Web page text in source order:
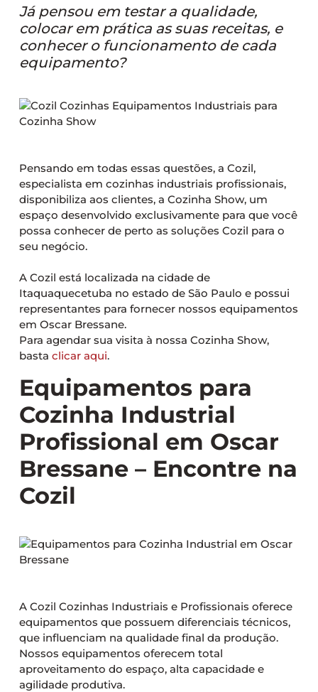
Já pensou em testar a qualidade,
colocar em prática as suas receitas, e
conhecer o funcionamento de cada
equipamento?
Pensando em todas essas questões, a Cozil,
especialista em cozinhas industriais profissionais,
disponibiliza aos clientes, a Cozinha Show, um
espaço desenvolvido exclusivamente para que você
possa conhecer de perto as soluções Cozil para o
seu negócio.
A Cozil está localizada na cidade de
Itaquaquecetuba no estado de São Paulo e possui
representantes para fornecer nossos equipamentos
em Oscar Bressane.
Para agendar sua visita à nossa Cozinha Show,
basta clicar aqui.
Equipamentos para
Cozinha Industrial
Profissional em Oscar
Bressane – Encontre na
Cozil
A Cozil Cozinhas Industriais e Profissionais oferece
equipamentos que possuem diferenciais técnicos,
que influenciam na qualidade final da produção.
Nossos equipamentos oferecem total
aproveitamento do espaço, alta capacidade e
agilidade produtiva.